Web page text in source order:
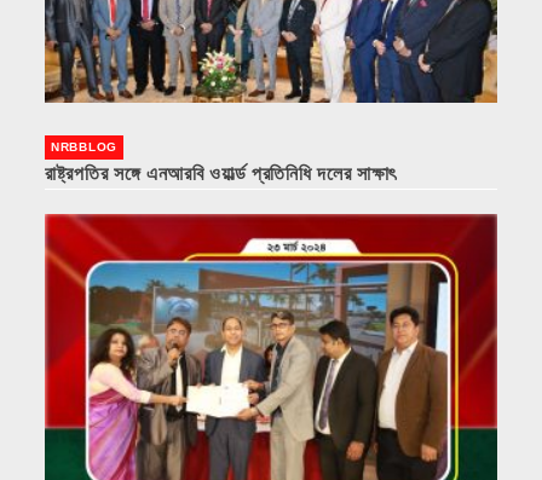
NRBBLOG
রাষ্ট্রপতির সঙ্গে এনআরবি ওয়ার্ল্ড প্রতিনিধি দলের সাক্ষাৎ